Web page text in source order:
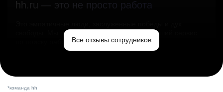
hh.ru — это не просто работа
свободы. Мы помогаем миру и создаём лучший сервис
по поиску работы в стране.Все отзывы сотрудников
*команда hh